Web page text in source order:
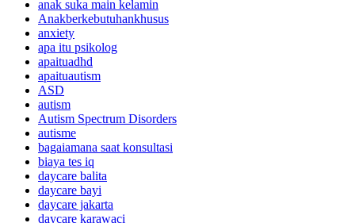
anak suka main kelamin
Anakberkebutuhankhusus
anxiety
apa itu psikolog
apaituadhd
apaituautism
ASD
autism
Autism Spectrum Disorders
autisme
bagaiamana saat konsultasi
biaya tes iq
daycare balita
daycare bayi
daycare jakarta
daycare karawaci